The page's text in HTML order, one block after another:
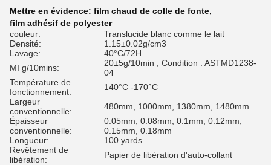
Mettre en évidence: film chaud de colle de fonte,
film adhésif de polyester
couleur:
Translucide blanc comme le lait
Densité:
1.15±0.02g/cm3
Lavage:
40°C/72H
MI g/10mins:
20±5g/10min ; Condition : ASTMD1238-
04
Température de
fonctionnement:
140°C -170°C
Largeur
conventionnelle:
480mm, 1000mm, 1380mm, 1480mm
Épaisseur
conventionnelle:
0.05mm, 0.08mm, 0.1mm, 0.12mm,
0.15mm, 0.18mm
Longueur:
100 yards
Revêtement de
libération:
Papier de libération d'auto-collant